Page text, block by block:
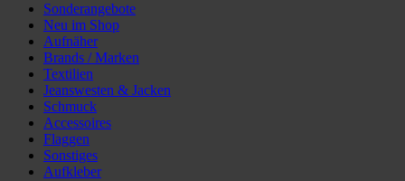
Sonderangebote
Neu im Shop
Aufnäher
Brands / Marken
Textilien
Jeanswesten & Jacken
Schmuck
Accessoires
Flaggen
Sonstiges
Aufkleber